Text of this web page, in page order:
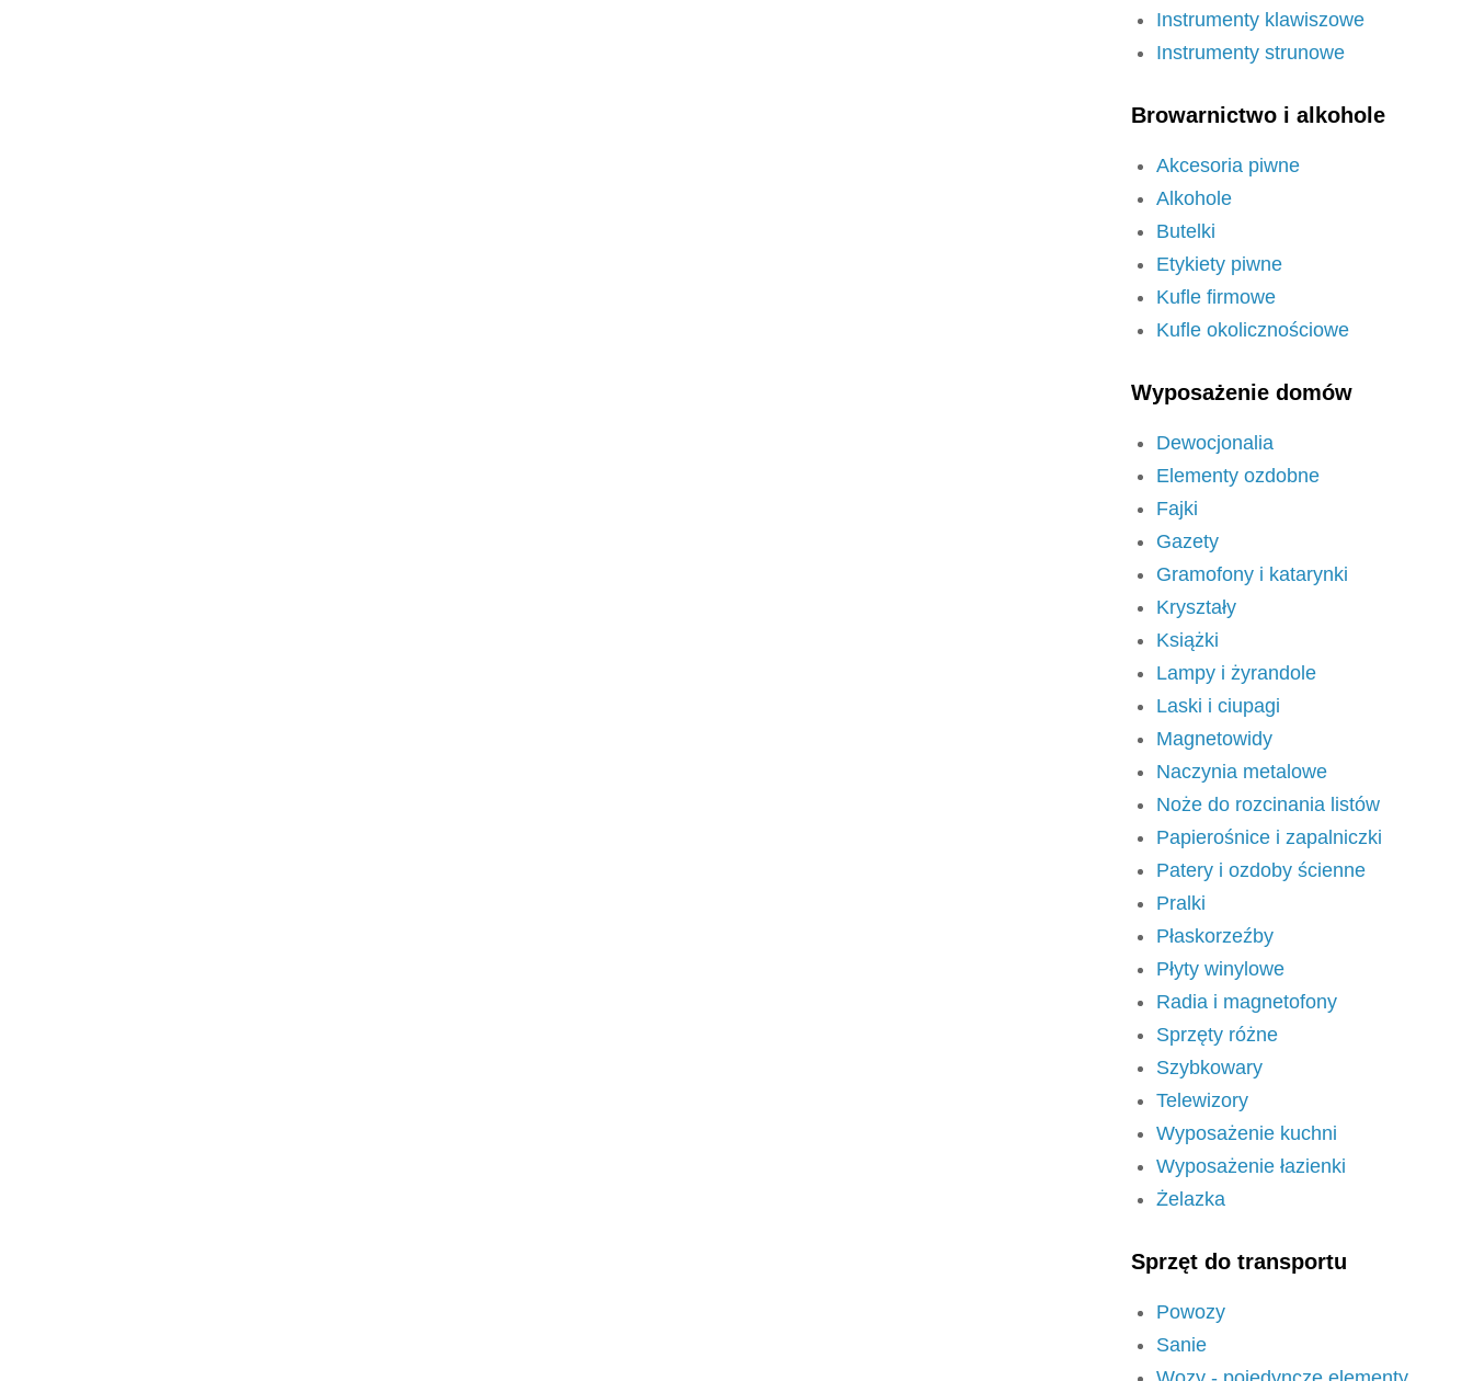
Instrumenty klawiszowe
Instrumenty strunowe
Browarnictwo i alkohole
Akcesoria piwne
Alkohole
Butelki
Etykiety piwne
Kufle firmowe
Kufle okolicznościowe
Wyposażenie domów
Dewocjonalia
Elementy ozdobne
Fajki
Gazety
Gramofony i katarynki
Kryształy
Książki
Lampy i żyrandole
Laski i ciupagi
Magnetowidy
Naczynia metalowe
Noże do rozcinania listów
Papierośnice i zapalniczki
Patery i ozdoby ścienne
Pralki
Płaskorzeźby
Płyty winylowe
Radia i magnetofony
Sprzęty różne
Szybkowary
Telewizory
Wyposażenie kuchni
Wyposażenie łazienki
Żelazka
Sprzęt do transportu
Powozy
Sanie